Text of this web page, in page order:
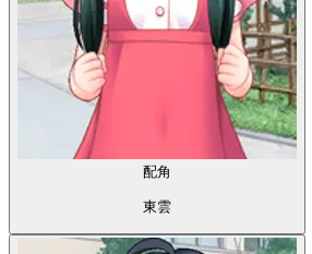
配角
東雲